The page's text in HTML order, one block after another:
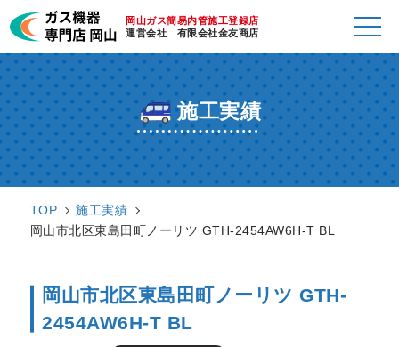
岡山ガス簡易内管施工登録店
運営会社 有限会社金友商店
施工実績
TOP
施工実績
岡山市北区東島田町ノーリツ GTH-2454AW6H-T BL
岡山市北区東島田町ノーリツ GTH-
2454AW6H-T BL